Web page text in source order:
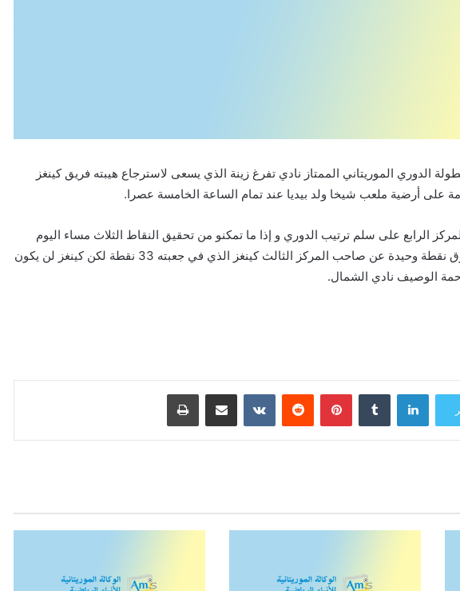
اليوم بالجولة ال18 من بطولة الدوري الموريتاني الممتاز نادي تفرغ زينة الذي يسعى لاسترجاع هيبته فريق كينغز
على أرضية ملعب شيخا ولد بيديا عند تمام الساعة الخامسة عصرا.
الرابع على سلم ترتيب الدوري و إذا ما تمكنو من تحقيق النقاط الثلاث مساء اليوم
سيصل عداد نقاطهم ل32 نقطة بفارق نقطة وحيدة عن صاحب المركز الثالث كينغز الذي في جعبته 33 نقطة لكن كينغز لن يكون
الوصيف نادي الشمال.
لينكدإن بينتيريست مشاركة عبر البريد طباعة